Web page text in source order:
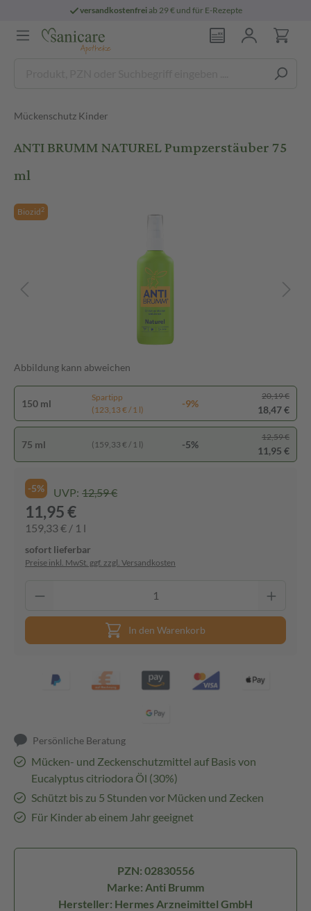
versandkostenfreiab 29 € und für E-Rezepte
Mückenschutz Kinder
ANTI BRUMM NATUREL Pumpzerstäuber 75
ml
Biozid2
Abbildung kann abweichen
150 ml
Spartipp
(123,13 € / 1 l)
-9%
20,19 €
18,47 €
75 ml (159,33 € / 1 l) -5%
12,59 €
11,95 €
-5% UVP: 12,59 €
11,95 €
159,33 € / 1 l
sofort lieferbar
Preise inkl. MwSt. ggf. zzgl. Versandkosten
In den Warenkorb
Persönliche Beratung
Mücken- und Zeckenschutzmittel auf Basis von
Eucalyptus citriodora Öl (30%)
Schützt bis zu 5 Stunden vor Mücken und Zecken
Für Kinder ab einem Jahr geeignet
PZN: 02830556
Marke: Anti Brumm
Hersteller: Hermes Arzneimittel GmbH